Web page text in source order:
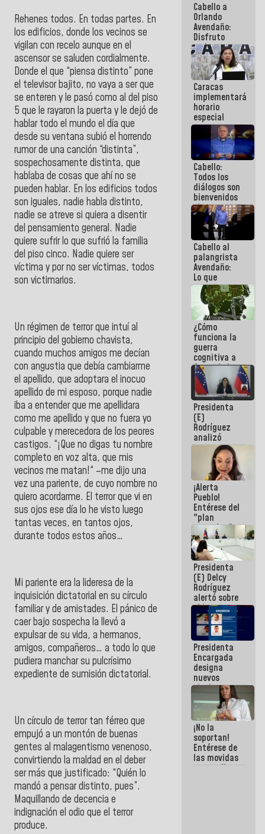
Rehenes todos. En todas partes. En
los edificios, donde los vecinos se
vigilan con recelo aunque en el
ascensor se saluden cordialmente.
Donde el que “piensa distinto” pone
el televisor bajito, no vaya a ser que
se enteren y le pasó como al del piso
5 que le rayaron la puerta y le dejó de
hablar todo el mundo el día que
desde su ventana subió el horrendo
rumor de una canción “distinta”,
sospechosamente distinta, que
hablaba de cosas que ahí no se
pueden hablar. En los edificios todos
son iguales, nadie habla distinto,
nadie se atreve si quiera a disentir
del pensamiento general. Nadie
quiere sufrir lo que sufrió la familia
del piso cinco. Nadie quiere ser
víctima y por no ser víctimas, todos
son victimarios.
Un régimen de terror que intuí al
principio del gobierno chavista,
cuando muchos amigos me decían
con angustia que debía cambiarme
el apellido, que adoptara el inocuo
apellido de mi esposo, porque nadie
iba a entender que me apellidara
como me apellido y que no fuera yo
culpable y merecedora de los peores
castigos. “¡Que no digas tu nombre
completo en voz alta, que mis
vecinos me matan!“ –me dijo una
vez una pariente, de cuyo nombre no
quiero acordarme. El terror que vi en
sus ojos ese día lo he visto luego
tantas veces, en tantos ojos,
durante todos estos años…
Mi pariente era la lideresa de la
inquisición dictatorial en su círculo
familiar y de amistades. El pánico de
caer bajo sospecha la llevó a
expulsar de su vida, a hermanos,
amigos, compañeros… a todo lo que
pudiera manchar su pulcrísimo
expediente de sumisión dictatorial.
Un círculo de terror tan férreo que
empujó a un montón de buenas
gentes al malagentismo venenoso,
convirtiendo la maldad en el deber
ser más que justificado: “Quién lo
mandó a pensar distinto, pues”.
Maquillando de decencia e
indignación el odio que el terror
produce.
Cabello a
Orlando
Avendaño:
Disfruto
cada vez
que escribes
porque lo
que haces
es
embarrarla
Caracas
implementará
horario
especial
para
adaptarse
al plan de
ahorro
energético
Cabello:
Todos los
diálogos son
bienvenidos
siempre que
estén en el
marco de la
Constitución
de la
República
Cabello al
palangrista
Avendaño:
Lo que
vayas a
escribir
hazlo hoy
por que no
sabemos si
la semana
que viene
hay
programa
¿Cómo
funciona la
guerra
cognitiva a
favor de la
narrativa
hegemónica?
(1)
Presidenta
(E)
Rodríguez
analizó
junto a
gobernadores
planes de
recuperación
del Sistema
Eléctrico
Nacional
¡Alerta
Pueblo!
Entérese del
"plan
enjambre"
de La Sayo
para
sabotear el
diálogo y
promover el
caos
Presidenta
(E) Delcy
Rodríguez
alertó sobre
el impacto
de la
emergencia
climática en
los oceános
Presidenta
Encargada
designa
nuevos
titulares en
el
Viceministerio
de Energía
Eléctrica y
CORPOELEC
¡No la
soportan!
Entérese de
las movidas
que realizan